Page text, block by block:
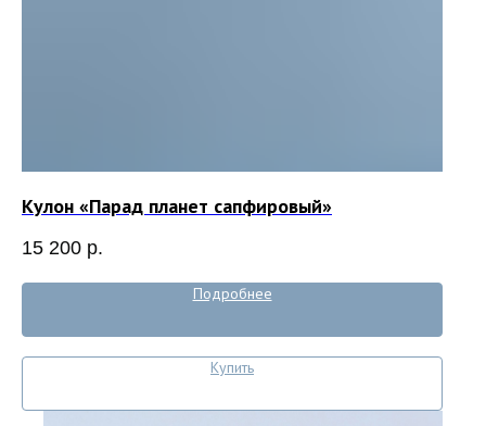
Кулон «Парад планет сапфировый»
15 200 р.
Подробнее
Купить